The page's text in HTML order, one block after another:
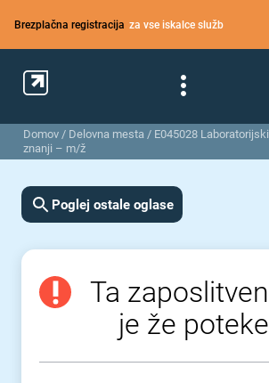
Brezplačna registracija za vse iskalce služb
Domov / Delovna mesta / E045028
znanji – m/ž
Poglej ostale oglase
Ta
je že